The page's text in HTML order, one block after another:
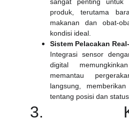
produk, terutama
makanan dan obat-
kondisi ideal.
Sistem Pelacakan
Integrasi sensor
digital
memantau
langsung,
tentang posisi dan
3.